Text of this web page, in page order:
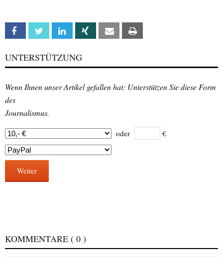
Facebook Twitter Linkedin Xing Email
UNTERSTÜTZUNG
Wenn Ihnen unser Artikel gefallen hat: Unterstützen Sie diese Form
des
Journalismus.
oder €
Weiter
KOMMENTARE ( 0 )